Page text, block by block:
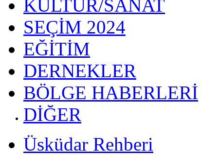
KÜLTÜR/SANAT
SEÇİM 2024
EĞİTİM
DERNEKLER
BÖLGE HABERLERİ
DİĞER
Üsküdar Rehberi